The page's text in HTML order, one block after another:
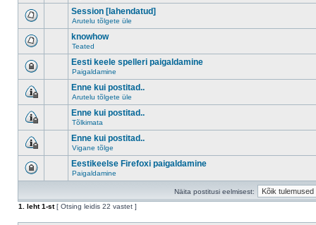
Session [lahendatud]
Arutelu tõlgete üle
knowhow
Teated
Eesti keele spelleri paigaldamine
Paigaldamine
Enne kui postitad..
Arutelu tõlgete üle
Enne kui postitad..
Tõlkimata
Enne kui postitad..
Vigane tõlge
Eestikeelse Firefoxi paigaldamine
Paigaldamine
Näita postitusi eelmisest:
1
. leht1-st[ Otsing leidis 22 vastet ]